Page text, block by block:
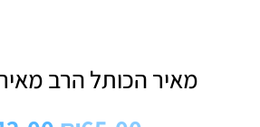
מאיר הכותל הרב